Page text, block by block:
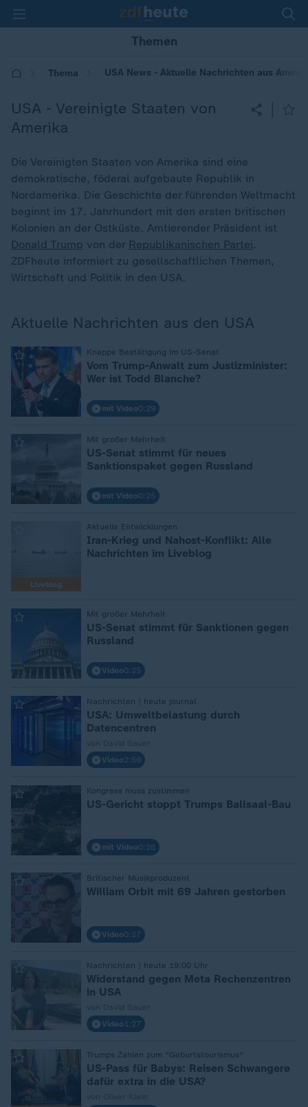
Themen
Thema USA News - Aktuelle Nachrichten aus
USA - Vereinigte Staaten von
Amerika
Die Vereinigten Staaten von Amerika sind eine
demokratische, föderal aufgebaute Republik in
Nordamerika. Die Geschichte der führenden Weltmacht
beginnt im 17. Jahrhundert mit den ersten britischen
Kolonien an der Ostküste. Amtierender Präsident ist
Donald Trump von der Republikanischen Partei.
ZDFheute informiert zu gesellschaftlichen Themen,
Wirtschaft und Politik in den USA.
Aktuelle Nachrichten aus den USA
Knappe Bestätigung im US-Senat
:
Vom Trump-Anwalt zum Justizminister:
Wer ist Todd Blanche?
mit Video0:29
Mit großer Mehrheit
:
US-Senat stimmt für neues
Sanktionspaket gegen Russland
mit Video0:25
Liveblog
Aktuelle Entwicklungen
Iran-Krieg und Nahost-Konflikt: Alle
Nachrichten im Liveblog
Mit großer Mehrheit
:
US-Senat stimmt für Sanktionen gegen
Russland
Video0:25
Nachrichten | heute journal
:
USA: Umweltbelastung durch
Datencentren
Video2:59
Kongress muss zustimmen
: US-Gericht stoppt Trumps Ballsaal-Bau
mit Video0:28
Britischer Musikproduzent
: William Orbit mit 69 Jahren gestorben
Video0:27
Nachrichten | heute 19:00 Uhr
:
Widerstand gegen Meta Rechenzentren
in USA
Video 1:27
Trumps Zahlen zum "Geburtstourismus"
:
US-Pass für Babys: Reisen Schwangere
dafür extra in die USA?